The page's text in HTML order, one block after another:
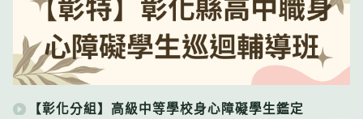
【彰化分組】高級中等學校身心障礙學生鑑定